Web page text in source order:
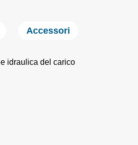
Accessori
idraulica del carico